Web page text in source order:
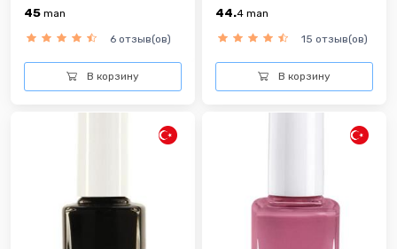
45 man
6 отзыв(ов)
В корзину
44.4 man
15 отзыв(ов)
В корзину